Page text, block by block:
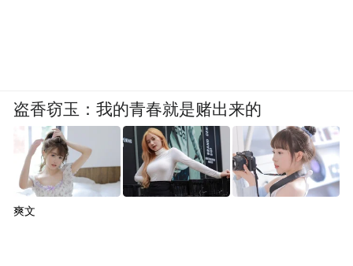
盗香窃玉：我的青春就是赌出来的
爽文